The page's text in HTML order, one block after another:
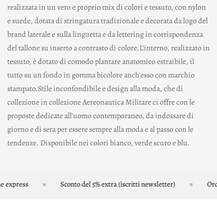
realizzata in un vero e proprio mix di colori e tessuto, con nylon
e suede, dotata di stringatura tradizionale e decorata da logo del
brand laterale e sulla linguetta e da lettering in corrispondenza
del tallone su inserto a contrasto di colore.L'interno, realizzato in
tessuto, è dotato di comodo plantare anatomico estraibile, il
tutto su un fondo in gomma bicolore anch'esso con marchio
stampato.Stile inconfondibile e design alla moda, che di
collezione in collezione Aereonautica Militare ci offre con le
proposte dedicate all'uomo contemporaneo, da indossare di
giorno e di sera per essere sempre alla moda e al passo con le
tendenze. Disponibile nei colori bianco, verde scuro e blu.
Sconto del 5% extra (iscritti newsletter)